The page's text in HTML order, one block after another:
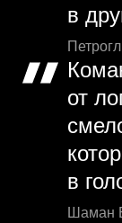
в
от
в
Шаман